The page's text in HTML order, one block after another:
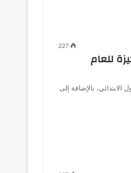
227
للعام
الابتدائي، بالإضافة إلى